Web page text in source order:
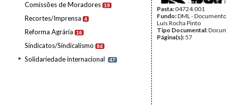
Comissões de Moradores 19
Recortes/Imprensa 4
Reforma Agrária 16
Sindicatos/Sindicalismo 84
Solidariedade internacional 47
Pasta:04724.001
Fundo:DML -
Luís Rocha Pinto
Tipo Documental:
Página(s):57